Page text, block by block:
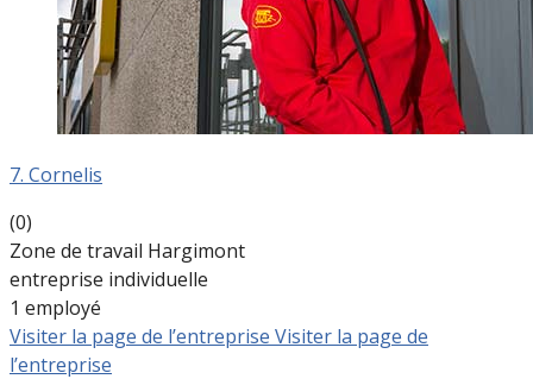
7. Cornelis
(0)
Zone de travail Hargimont
entreprise individuelle
1 employé
Visiter la page de l’entreprise Visiter la page de
l’entreprise